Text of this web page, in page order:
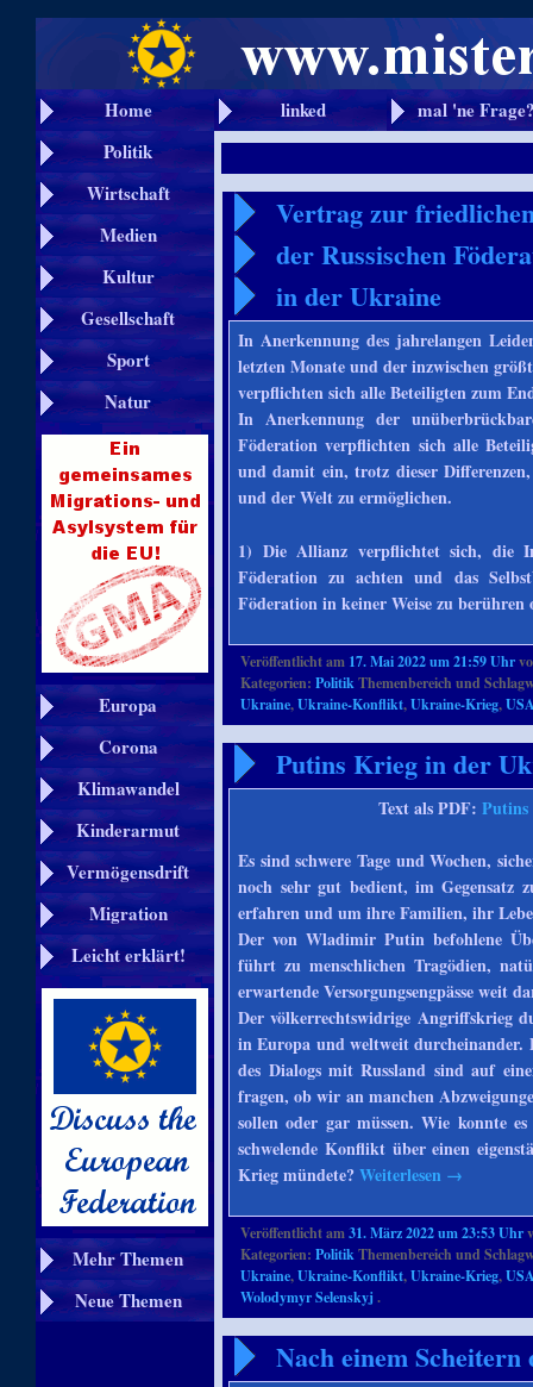
Home linked
mal 'ne
Politik
Wirtschaft
Medien
Kultur
Gesellschaft
Sport
Natur
Europa
Corona
Klimawandel
Kinderarmut
Vermögensdrift
Migration
Leicht erklärt!
Mehr Themen
Neue Themen
Vertrag zur
der Russischen
in der Ukraine
In Anerkennung des jahrelangen
letzten Monate und der inzwischen
verpflichten sich alle Beteiligten zum
In Anerkennung der
Föderation verpflichten sich alle
und damit ein, trotz dieser
und der Welt zu ermöglichen.
1) Die Allianz verpflichtet sich, die
Föderation zu achten und das
Föderation in keiner Weise zu
Veröffentlicht am 17. Mai 2022 um 21:59 Uhr
Kategorien:PolitikThemenbereich und
Ukraine,Ukraine-Konflikt,Ukraine-Krieg,
Putins Krieg in der
Text als PDF:
Es sind schwere Tage und Wochen,
noch sehr gut bedient, im
erfahren und um ihre Familien, ihr
Der von Wladimir Putin befohlene
führt zu menschlichen Tragödien,
erwartende Versorgungsengpässe weit
Der völkerrechtswidrige Angriffskrieg
in Europa und weltweit durcheinander.
des Dialogs mit Russland sind auf
fragen, ob wir an manchen
sollen oder gar müssen. Wie konnte
schwelende Konflikt über einen
Krieg mündete?Weiterlesen →
Veröffentlicht am31. März 2022 um 23:53 Uhr
Kategorien:PolitikThemenbereich und
Ukraine,Ukraine-Konflikt,Ukraine-Krieg,
Wolodymyr Selenskyj .
Nach einem